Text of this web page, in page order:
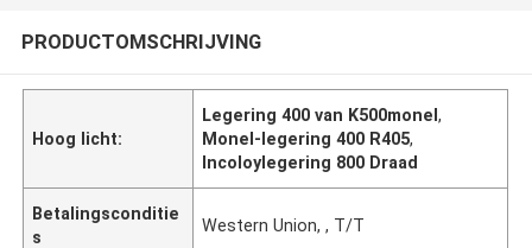
PRODUCTOMSCHRIJVING
Hoog licht:
Legering 400 van K500monel,
Monel-legering 400 R405,
Incoloylegering 800 Draad
Betalingsconditie
s
Western Union, , T/T